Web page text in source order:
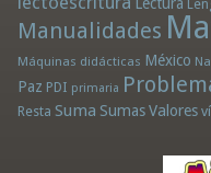
Manualidades
Máquinas didácticas México
Paz PDI primaria
Resta Suma Sumas Valores